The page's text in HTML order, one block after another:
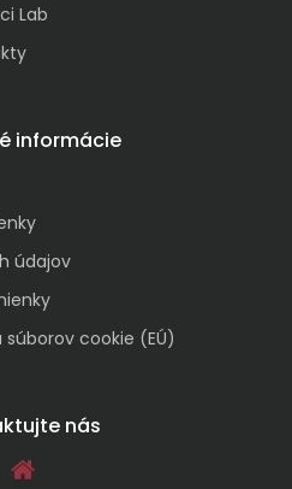
Lab
informácie
údajov
cookie (EÚ)
nás